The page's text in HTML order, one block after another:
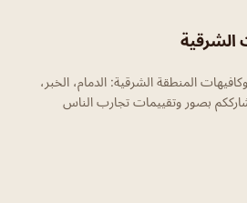
الشرقية
المنطقة الشرقية: الدمام، الخبر،
بصور وتقييمات تجارب الناس